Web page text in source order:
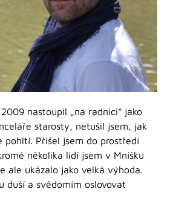
nastoupil „na radnici“ jako
starosty, netušil jsem, jak
pohltí. Přišel jsem do prostředí
několika lidí jsem v Mníšku
ale ukázalo jako velká výhoda.
duší a svědomím oslovovat